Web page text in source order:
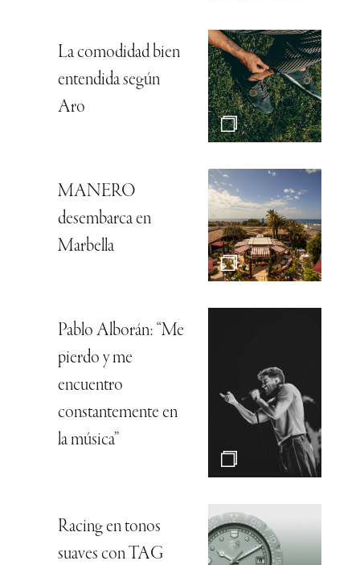
La comodidad bien
entendida según
Aro
MANERO
desembarca en
Marbella
Pablo Alborán: “Me
pierdo y me
encuentro
constantemente en
la música”
Racing en tonos
suaves con TAG